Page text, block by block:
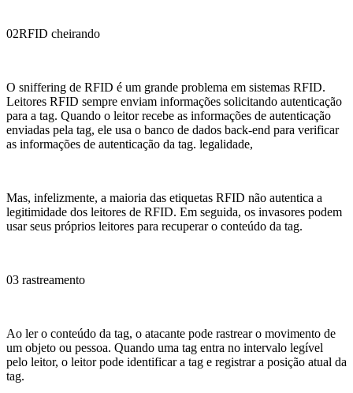
02RFID cheirando
O sniffering de RFID é um grande problema em sistemas RFID.
Leitores RFID sempre enviam informações solicitando autenticação
para a tag. Quando o leitor recebe as informações de autenticação
enviadas pela tag, ele usa o banco de dados back-end para verificar
as informações de autenticação da tag. legalidade,
Mas, infelizmente, a maioria das etiquetas RFID não autentica a
legitimidade dos leitores de RFID. Em seguida, os invasores podem
usar seus próprios leitores para recuperar o conteúdo da tag.
03 rastreamento
Ao ler o conteúdo da tag, o atacante pode rastrear o movimento de
um objeto ou pessoa. Quando uma tag entra no intervalo legível
pelo leitor, o leitor pode identificar a tag e registrar a posição atual da
tag.